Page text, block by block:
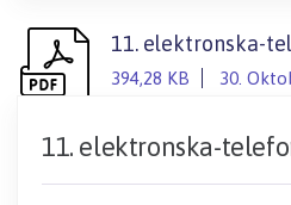
11. elektronska-
394,28 KB 30.
11. elektronska-